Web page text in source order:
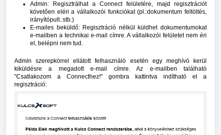
Admin: Regisztrálhat a Connect felületére, majd regisztrációt
követően eléri a vállalkozói funkciókat (pl.:dokumentum feltöltés,
irányítópult..stb.)
E-mailes beküldő: Regisztráció nélkül küldhet dokumentumokat
e-mailben a technikai e-mail címre. A vállalkozói felületet nem éri
el, belépni nem tud.
Admin szerepkörrel ellátott felhasználó esetén egy meghívó kerül
kiküldésre a megadott e-mail címre. Az e-mailben található
"Csatlakozom a Connecthez!" gombra kattintva indítható el a
regisztráció: